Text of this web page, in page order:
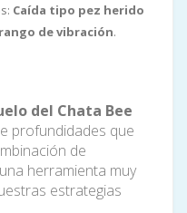
Caída tipo pez herido
de vibración.
del Chata Bee
profundidades que
de
herramienta muy
estrategias